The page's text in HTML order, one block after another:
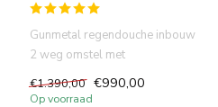
Gunmetal regendouche inbouw
2 weg omstel met
muur incl...
€1.390,00 €990,00
Op voorraad